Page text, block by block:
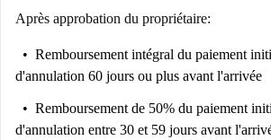
Après approbation du propriétaire:
Remboursement intégral du paiement
d'annulation 60 jours ou plus avant l'arrivée
Remboursement de 50% du paiement
d'annulation entre 30 et 59 jours avant